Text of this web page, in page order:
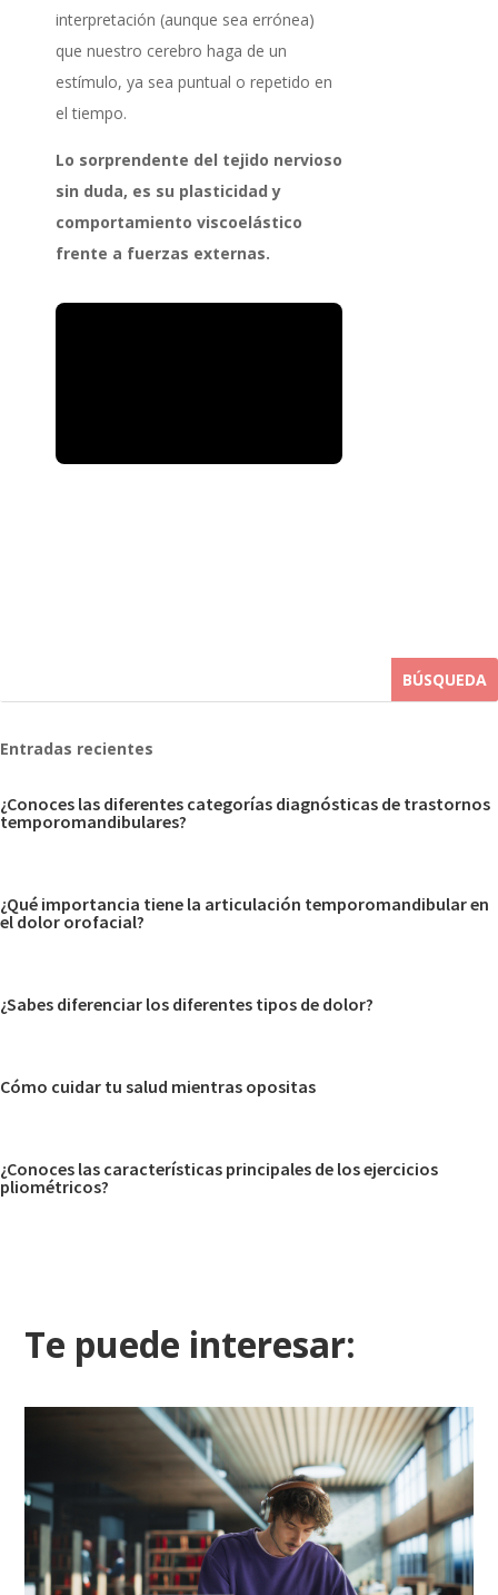
interpretación (aunque sea errónea)
que nuestro cerebro haga de un
estímulo, ya sea puntual o repetido en
el tiempo.
Lo sorprendente del tejido nervioso
sin duda, es su plasticidad y
comportamiento viscoelástico
frente a fuerzas externas.
Entradas recientes
¿Conoces las diferentes categorías diagnósticas de trastornos
temporomandibulares?
¿Qué importancia tiene la articulación temporomandibular en
el dolor orofacial?
¿Sabes diferenciar los diferentes tipos de dolor?
Cómo cuidar tu salud mientras opositas
¿Conoces las características principales de los ejercicios
pliométricos?
Te puede interesar: